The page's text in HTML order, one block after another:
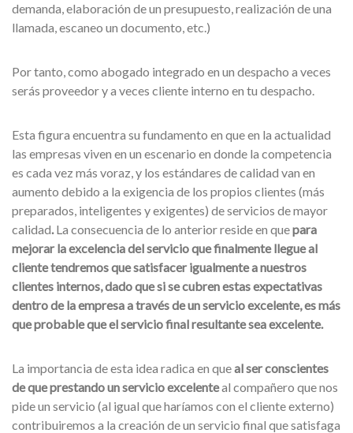
demanda, elaboración de un presupuesto, realización de una
llamada, escaneo un documento, etc.)
Por tanto, como abogado integrado en un despacho a veces
serás proveedor y a veces cliente interno en tu despacho.
Esta figura encuentra su fundamento en que en la actualidad
las empresas viven en un escenario en donde la competencia
es cada vez más voraz, y los estándares de calidad van en
aumento debido a la exigencia de los propios clientes (más
preparados, inteligentes y exigentes) de servicios de mayor
calidad.La consecuencia de lo anterior reside en quepara
mejorar la excelencia del servicio que finalmente llegue al
cliente tendremos que satisfacer igualmente a nuestros
clientes internos, dado que si se cubren estas expectativas
dentro de la empresa a través de un servicio excelente, es más
que probable que el servicio final resultante sea excelente.
La importancia de esta idea radica en queal ser conscientes
de que prestando un servicio excelenteal compañero que nos
pide un servicio (al igual que haríamos con el cliente externo)
contribuiremos a la creación de un servicio final que satisfaga